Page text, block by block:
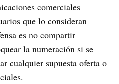
comerciales
que lo consideran
es no compartir
la numeración si se
cualquier supuesta oferta o